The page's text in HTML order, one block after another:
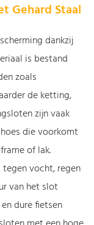
Gehard Staal
dankzij
is bestand
zoals
de ketting,
zijn vaak
die voorkomt
of lak.
vocht, regen
van het slot
dure fietsen